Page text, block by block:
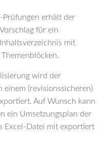
Prüfungen erhält der
für ein
mit
wird der
einem (revisionssicheren)
Auf Wunsch kann
ein Umsetzungsplan der
Excel-Datei mit exportiert